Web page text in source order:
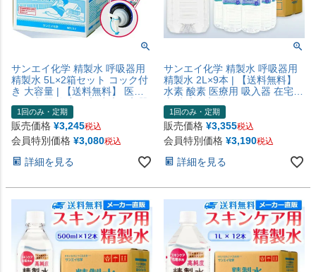
サンエイ化学 精製水 呼吸器用
精製水 5L×2箱セット コック付
き 大容量 | 【送料無料】 医療
CPAP シーパップ 睡眠時 無呼
吸症候群 SAS チャンバー 鼻う
がい スチーマー 高純度精製水
純水 蒸留水 イオン交換水 超純
水 せいせいすい 日本製
1回のみ・定期
販売価格 ¥3,245税込
会員特別価格 ¥3,080税込
詳細を見る
サンエイ化学 精製水 呼吸器用
精製水 2L×9本 | 【送料無料】
水素 酸素 医療用 吸入器 在宅酸
プ 睡眠時 無呼吸症候群 SAS チ
ャンバー 鼻うがい スチーマー
ペットボトル 高純度精製水 純
水 蒸留水 イオン交換水 超純水
せいせいすい 日本製
1回のみ・定期
販売価格 ¥3,355税込
会員特別価格 ¥3,190税込
詳細を見る